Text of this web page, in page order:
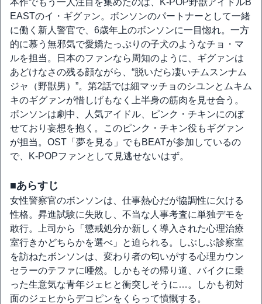
本作でもう一人注目を集めたのは、K-POP野獣アイドルB
EASTのイ・ギグァン。ボンソンのパートナーとして一緒
に働く新人警官で、6歳年上のボンソンに一目惚れ。一方
的に慕う無邪気で愛嬌たっぷりの子犬のようなチョ・マ
ルを担当。日本のファンなら周知のように、ギグァンは
あどけなさの残る顔ながら、“脱いだら凄いチムスンナム
ジャ（野獣男）”。第2話では細マッチョのシユンとムキム
キのギグァンが惜しげもなく上半身の筋肉を見せ合う。
ボンソンは劇中、人気アイドル、ピンク・チキンにのぼ
せており妄想を抱く。このピンク・チキン役もギグァン
が担当。OST「夢を見る」でもBEATが参加しているの
で、K-POPファンとして見逃せないはず。
■あらすじ
女性警察官のボンソンは、仕事熱心だが協調性に欠ける
性格。昇進試験に失敗し、不当な人事考査に単独デモを
敢行。上司から「懲戒処分か新しく導入された心理治療
室行きかどちらかを選べ」と迫られる。しぶしぶ診察室
を訪ねたボンソンは、変わり者の匂いがする心理カウン
セラーのテファに唖然。しかもその帰り道、バイクに乗
った生意気な青年ジェヒと衝突しそうに…。しかも初対
面のジェヒからデコピンをくらって憤慨する。